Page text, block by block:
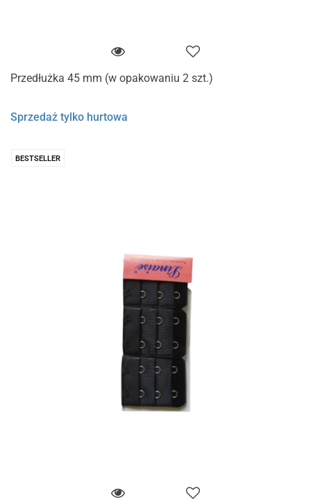
Przedłużka 45 mm (w opakowaniu 2 szt.)
Sprzedaż tylko hurtowa
BESTSELLER